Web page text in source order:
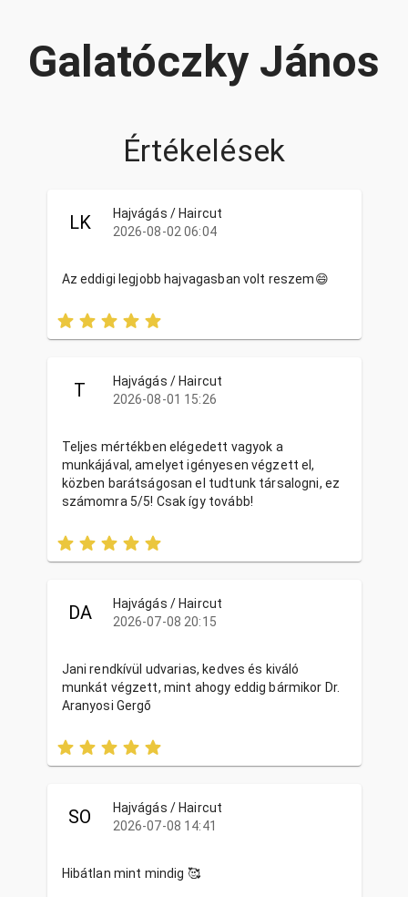
Galatóczky János
Értékelések
LK
Hajvágás / Haircut
2026-08-02 06:04
Az eddigi legjobb hajvagasban volt reszem😄
T
Hajvágás / Haircut
2026-08-01 15:26
Teljes mértékben elégedett vagyok a
munkájával, amelyet igényesen végzett el,
közben barátságosan el tudtunk társalogni, ez
számomra 5/5! Csak így tovább!
DA
Hajvágás / Haircut
2026-07-08 20:15
Jani rendkívül udvarias, kedves és kiváló
munkát végzett, mint ahogy eddig bármikor Dr.
Aranyosi Gergő
SO
Hajvágás / Haircut
2026-07-08 14:41
Hibátlan mint mindig 🥰